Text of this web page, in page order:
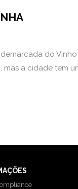
do
a cidade tem